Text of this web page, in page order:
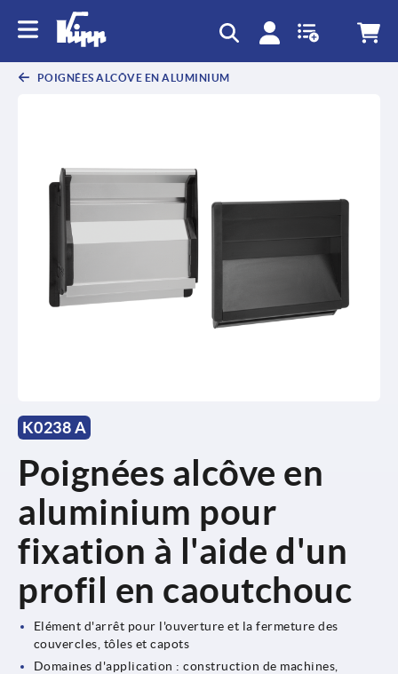
POIGNÉES ALCÔVE EN ALUMINIUM
K0238 A
Poignées alcôve en
aluminium pour
fixation à l'aide d'un
profil en caoutchouc
Elément d'arrêt pour l'ouverture et la fermeture des
couvercles, tôles et capots
Domaines d'application : construction de machines,